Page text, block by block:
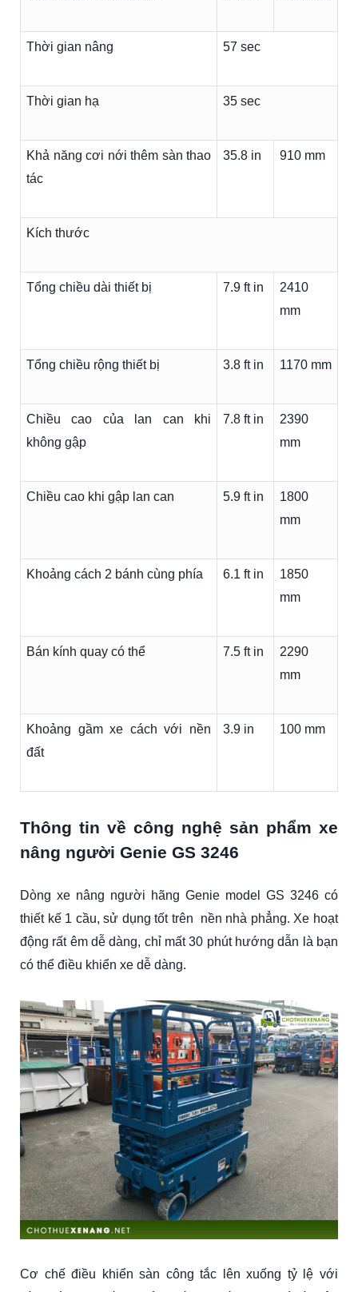
Thời gian nâng 57 sec
Thời gian hạ 35 sec
Khả năng cơi nới thêm sàn thao
tác
35.8 in 910 mm
Kích thước
Tổng chiều dài thiết bị 7.9 ft in
2410
mm
Tổng chiều rộng thiết bị 3.8 ft in 1170 mm
Chiều cao của lan can khi
không gập
7.8 ft in
2390
mm
Chiều cao khi gập lan can 5.9 ft in
1800
mm
Khoảng cách 2 bánh cùng phía 6.1 ft in
1850
mm
Bán kính quay có thể 7.5 ft in
2290
mm
Khoảng gầm xe cách với nền
đất
3.9 in 100 mm
Thông tin về công nghệ sản phẩm xe
nâng người Genie GS 3246
Dòng xe nâng người hãng Genie model GS 3246 có
thiết kế 1 cầu, sử dụng tốt trên nền nhà phẳng. Xe hoạt
động rất êm dễ dàng, chỉ mất 30 phút hướng dẫn là bạn
có thể điều khiển xe dễ dàng.
Cơ chế điều khiển sàn công tắc lên xuống tỷ lệ với